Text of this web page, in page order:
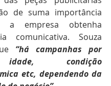
de suma importância
a empresa obtenha
comunicativa. Souza
“há campanhas por
condição
etc, dependendo da